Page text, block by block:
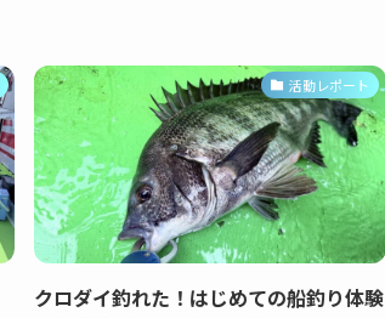
活動レポート
クロダイ釣れた！はじめての船釣り体験